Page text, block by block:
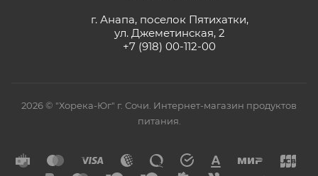
г. Анапа, поселок Пятихатки,
ул. Джеметинская, 2
+7 (918) 00-112-00
2026 © "Хорека-Юг" г. Сочи. Интернет-магазин продуктов
питания.